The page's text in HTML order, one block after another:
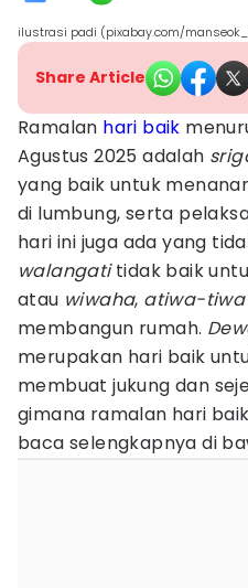
ilustrasi padi (pixabay.com/
Share Article
Ramalan hari baik
Agustus 2025 adalah
yang baik untuk
di lumbung, serta
hari ini juga ada yang
walangatitidak baik
atau wiwaha, atiwa-tiwa
membangun rumah.
merupakan hari baik
membuat jukung dan
gimana ramalan hari
baca selengkapnya di